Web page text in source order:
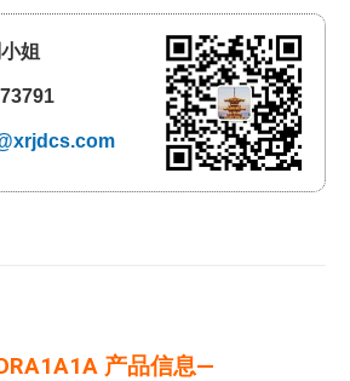
姐
产品信息—